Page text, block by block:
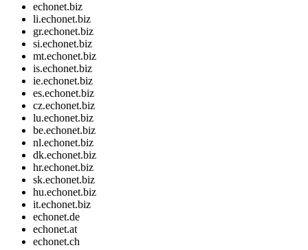
echonet.biz
li.echonet.biz
gr.echonet.biz
si.echonet.biz
mt.echonet.biz
is.echonet.biz
ie.echonet.biz
es.echonet.biz
cz.echonet.biz
lu.echonet.biz
be.echonet.biz
nl.echonet.biz
dk.echonet.biz
hr.echonet.biz
sk.echonet.biz
hu.echonet.biz
it.echonet.biz
echonet.de
echonet.at
echonet.ch